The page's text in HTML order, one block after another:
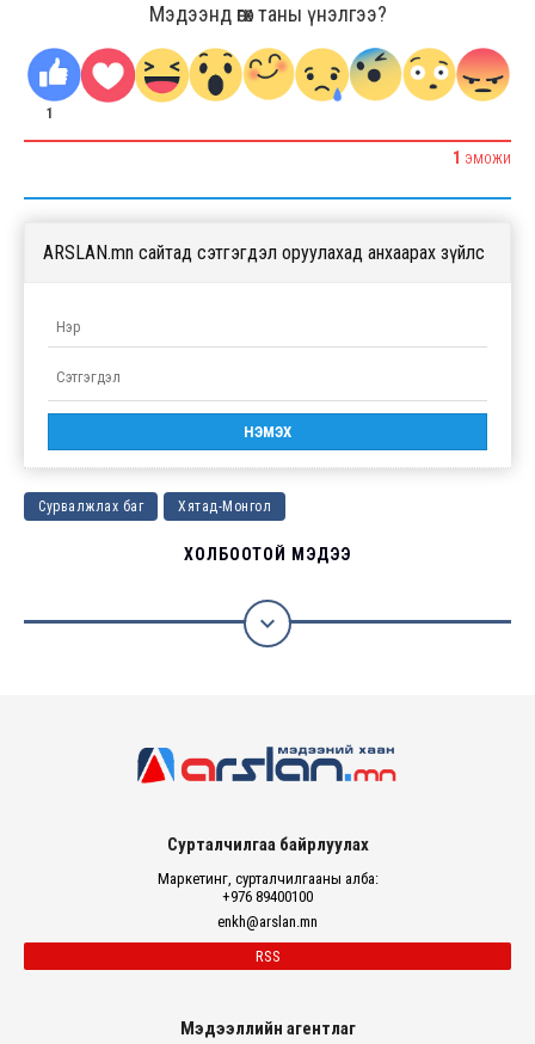
Мэдээнд өгөх таны үнэлгээ?
1
1 ЭМОЖИ
ARSLAN.mn сайтад сэтгэгдэл оруулахад анхаарах зүйлс
Сурвалжлах баг Хятад-Монгол
ХОЛБООТОЙ МЭДЭЭ

Сурталчилгаа байрлуулах
Маркетинг, сурталчилгааны алба:
+976 89400100
enkh@arslan.mn
RSS
Мэдээллийн агентлаг